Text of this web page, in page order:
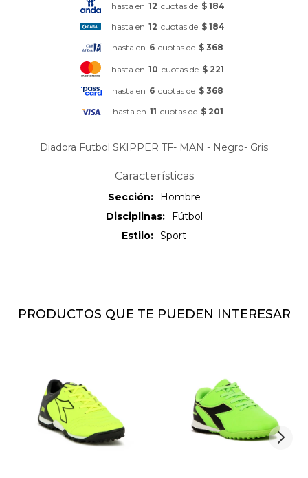
hasta en 12 cuotas de $ 184
hasta en 12 cuotas de $ 184
hasta en 6 cuotas de $ 368
hasta en 10 cuotas de $ 221
hasta en 6 cuotas de $ 368
hasta en 11 cuotas de $ 201
Diadora Futbol SKIPPER TF- MAN - Negro- Gris
Características
Sección
Hombre
Disciplinas
Fútbol
Estilo
Sport
PRODUCTOS QUE TE PUEDEN INTERESAR